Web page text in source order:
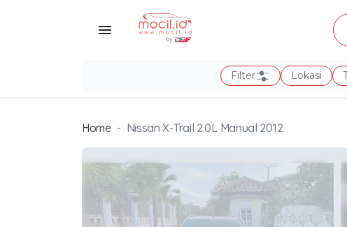
Filter Lokasi
Home Nissan X-Trail 2.0L Manual 2012